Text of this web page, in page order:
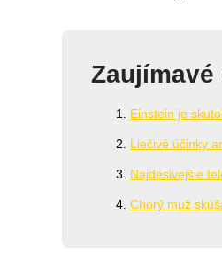
Einstein je
Liečivé účinky
Najdesivejšie
Chorý muž